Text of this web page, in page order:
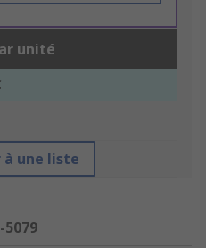
unité
une liste
5079